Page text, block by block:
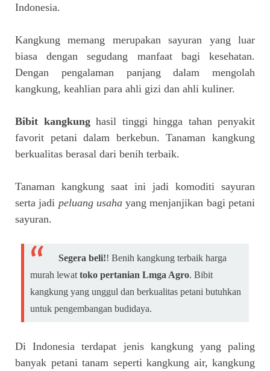
Indonesia.
Kangkung memang merupakan sayuran yang luar
biasa dengan segudang manfaat bagi kesehatan.
Dengan pengalaman panjang dalam mengolah
kangkung, keahlian para ahli gizi dan ahli kuliner.
Bibit kangkunghasil tinggi hingga tahan penyakit
favorit petani dalam berkebun. Tanaman kangkung
berkualitas berasal dari benih terbaik.
Tanaman kangkung saat ini jadi komoditi sayuran
serta jadi peluang usahayang menjanjikan bagi petani
sayuran.
Segera beli!! Benih kangkung terbaik harga
murah lewat toko pertanian Lmga Agro. Bibit
kangkung yang unggul dan berkualitas petani butuhkan
untuk pengembangan budidaya.
Di Indonesia terdapat jenis kangkung yang paling
banyak petani tanam seperti kangkung air, kangkung